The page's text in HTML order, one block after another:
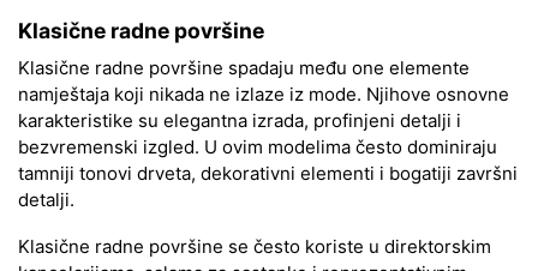
Klasične radne površine
Klasične radne površine spadaju među one elemente
namještaja koji nikada ne izlaze iz mode. Njihove osnovne
karakteristike su elegantna izrada, profinjeni detalji i
bezvremenski izgled. U ovim modelima često dominiraju
tamniji tonovi drveta, dekorativni elementi i bogatiji završni
detalji.
Klasične radne površine se često koriste u direktorskim